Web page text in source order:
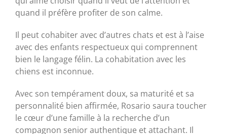
quand il préfère profiter de son calme.
Il peut cohabiter avec d’autres chats et est à l’aise
avec des enfants respectueux qui comprennent
bien le langage félin. La cohabitation avec les
chiens est inconnue.
Avec son tempérament doux, sa maturité et sa
personnalité bien affirmée, Rosario saura toucher
le cœur d’une famille à la recherche d’un
compagnon senior authentique et attachant. Il